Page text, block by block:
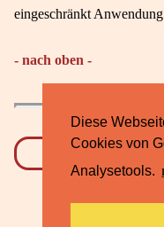
Diese
Cookies von
Analysetools.
eingeschränkt
- nach oben -
Datenschutz